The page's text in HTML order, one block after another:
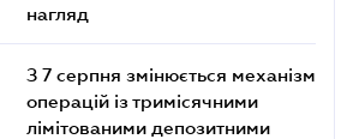
нагляд
З 7 серпня змінюється механізм
операцій із тримісячними
лімітованими депозитними